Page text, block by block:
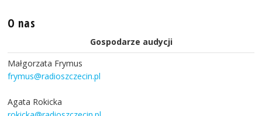
O nas
Gospodarze audycji
Małgorzata Frymus
frymus@radioszczecin.pl
Agata Rokicka